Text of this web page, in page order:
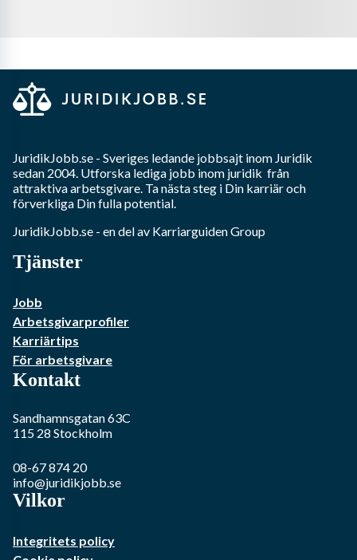
JuridikJobb.se - Sveriges ledande jobbsajt inom Juridik
sedan 2004. Utforska lediga jobb inom juridik från
attraktiva arbetsgivare. Ta nästa steg i Din karriär och
förverkliga Din fulla potential.
JuridikJobb.se - en del av Karriarguiden Group
Tjänster
Jobb
Arbetsgivarprofiler
Karriärtips
För arbetsgivare
Kontakt
Sandhamnsgatan 63C
115 28 Stockholm
08-67 874 20
info@juridikjobb.se
Vilkor
Integritets policy